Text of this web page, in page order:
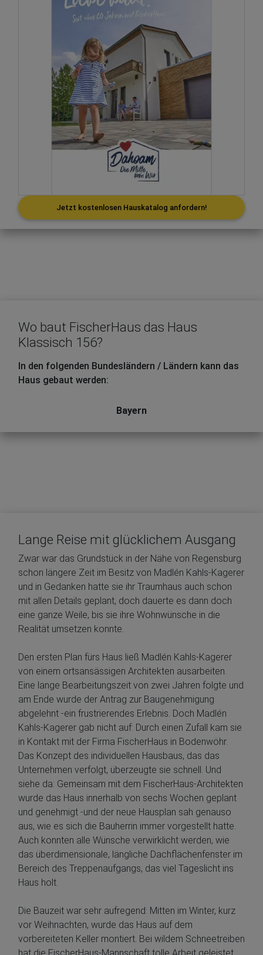
Jetzt kostenlosen Hauskatalog anfordern!
Wo baut FischerHaus das Haus
Klassisch 156?
In den folgenden Bundesländern / Ländern kann das
Haus gebaut werden:
Bayern
Lange Reise mit glücklichem Ausgang
Zwar war das Grundstück in der Nähe von Regensburg
schon längere Zeit im Besitz von Madlén Kahls-Kagerer
und in Gedanken hatte sie ihr Traumhaus auch schon
mit allen Details geplant, doch dauerte es dann doch
eine ganze Weile, bis sie ihre Wohnwünsche in die
Realität umsetzen konnte.
Den ersten Plan fürs Haus ließ Madlén Kahls-Kagerer
von einem ortsansässigen Architekten ausarbeiten.
Eine lange Bearbeitungszeit von zwei Jahren folgte und
am Ende wurde der Antrag zur Baugenehmigung
abgelehnt -ein frustrierendes Erlebnis. Doch Madlén
Kahls-Kagerer gab nicht auf: Durch einen Zufall kam sie
in Kontakt mit der Firma FischerHaus in Bodenwöhr.
Das Konzept des individuellen Hausbaus, das das
Unternehmen verfolgt, überzeugte sie schnell. Und
siehe da: Gemeinsam mit dem FischerHaus-Architekten
wurde das Haus innerhalb von sechs Wochen geplant
und genehmigt -und der neue Hausplan sah genauso
aus, wie es sich die Bauherrin immer vorgestellt hatte.
Auch konnten alle Wünsche verwirklicht werden, wie
das überdimensionale, längliche Dachflächenfenster im
Bereich des Treppenaufgangs, das viel Tageslicht ins
Haus holt.
Die Bauzeit war sehr aufregend: Mitten im Winter, kurz
vor Weihnachten, wurde das Haus auf dem
vorbereiteten Keller montiert. Bei wildem Schneetreiben